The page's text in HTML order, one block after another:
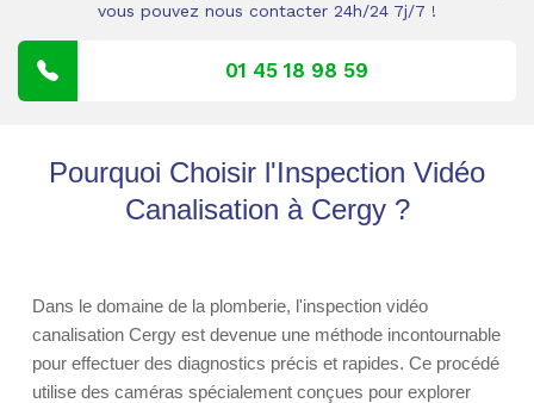
vous pouvez nous contacter 24h/24 7j/7 !
01 45 18 98 59
Pourquoi Choisir l'Inspection Vidéo
Canalisation à Cergy ?
Dans le domaine de la plomberie, l'inspection vidéo
canalisation Cergy est devenue une méthode incontournable
pour effectuer des diagnostics précis et rapides. Ce procédé
utilise des caméras spécialement conçues pour explorer